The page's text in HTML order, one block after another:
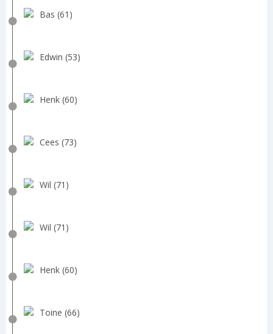
Bas (61)
Edwin (53)
Henk (60)
Cees (73)
Wil (71)
Wil (71)
Henk (60)
Toine (66)